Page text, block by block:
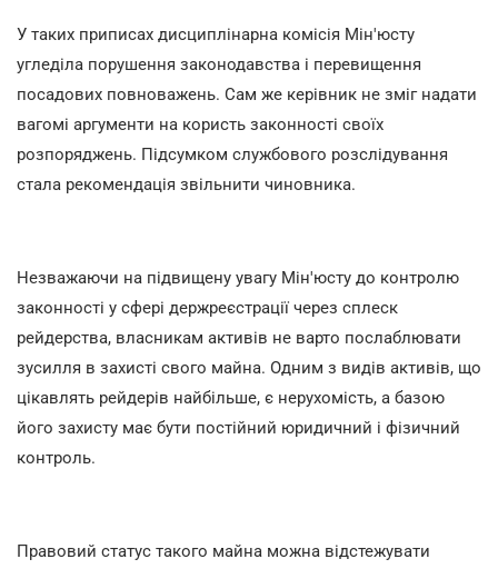
У таких приписах дисциплінарна комісія Мін'юсту
угледіла порушення законодавства і перевищення
посадових повноважень. Сам же керівник не зміг надати
вагомі аргументи на користь законності своїх
розпоряджень. Підсумком службового розслідування
стала рекомендація звільнити чиновника.
Незважаючи на підвищену увагу Мін'юсту до контролю
законності у сфері держреєстрації через сплеск
рейдерства, власникам активів не варто послаблювати
зусилля в захисті свого майна. Одним з видів активів, що
цікавлять рейдерів найбільше, є нерухомість, а базою
його захисту має бути постійний юридичний і фізичний
контроль.
Правовий статус такого майна можна відстежувати